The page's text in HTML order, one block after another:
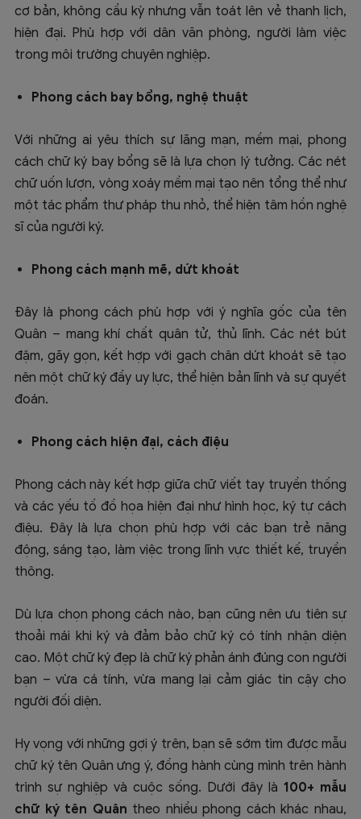
cơ bản, không cầu kỳ nhưng vẫn toát lên vẻ thanh lịch,
hiện đại. Phù hợp với dân văn phòng, người làm việc
trong môi trường chuyên nghiệp.
Phong cách bay bổng, nghệ thuật
Với những ai yêu thích sự lãng mạn, mềm mại, phong
cách chữ ký bay bổng sẽ là lựa chọn lý tưởng. Các nét
chữ uốn lượn, vòng xoáy mềm mại tạo nên tổng thể như
một tác phẩm thư pháp thu nhỏ, thể hiện tâm hồn nghệ
sĩ của người ký.
Phong cách mạnh mẽ, dứt khoát
Đây là phong cách phù hợp với ý nghĩa gốc của tên
Quân – mang khí chất quân tử, thủ lĩnh. Các nét bút
đậm, gãy gọn, kết hợp với gạch chân dứt khoát sẽ tạo
nên một chữ ký đầy uy lực, thể hiện bản lĩnh và sự quyết
đoán.
Phong cách hiện đại, cách điệu
Phong cách này kết hợp giữa chữ viết tay truyền thống
và các yếu tố đồ họa hiện đại như hình học, ký tự cách
điệu. Đây là lựa chọn phù hợp với các bạn trẻ năng
động, sáng tạo, làm việc trong lĩnh vực thiết kế, truyền
thông.
Dù lựa chọn phong cách nào, bạn cũng nên ưu tiên sự
thoải mái khi ký và đảm bảo chữ ký có tính nhận diện
cao. Một chữ ký đẹp là chữ ký phản ánh đúng con người
bạn – vừa cá tính, vừa mang lại cảm giác tin cậy cho
người đối diện.
Hy vọng với những gợi ý trên, bạn sẽ sớm tìm được mẫu
chữ ký tên Quân ưng ý, đồng hành cùng mình trên hành
trình sự nghiệp và cuộc sống. Dưới đây là 100+ mẫu
chữ ký tên Quân theo nhiều phong cách khác nhau,